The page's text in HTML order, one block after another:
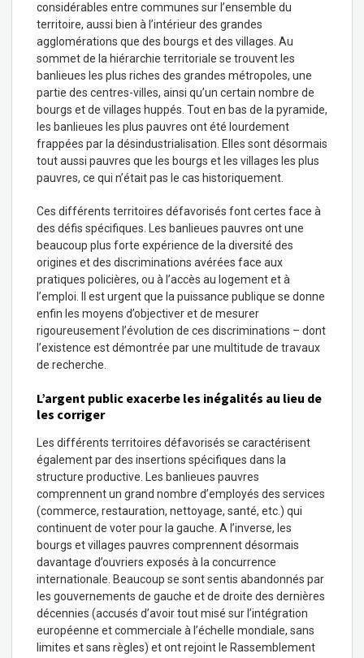
considérables entre communes sur l’ensemble du
territoire, aussi bien à l’intérieur des grandes
agglomérations que des bourgs et des villages. Au
sommet de la hiérarchie territoriale se trouvent les
banlieues les plus riches des grandes métropoles, une
partie des centres-villes, ainsi qu’un certain nombre de
bourgs et de villages huppés. Tout en bas de la pyramide,
les banlieues les plus pauvres ont été lourdement
frappées par la désindustrialisation. Elles sont désormais
tout aussi pauvres que les bourgs et les villages les plus
pauvres, ce qui n’était pas le cas historiquement.
Ces différents territoires défavorisés font certes face à
des défis spécifiques. Les banlieues pauvres ont une
beaucoup plus forte expérience de la diversité des
origines et des discriminations avérées face aux
pratiques policières, ou à l’accès au logement et à
l’emploi. Il est urgent que la puissance publique se donne
enfin les moyens d’objectiver et de mesurer
rigoureusement l’évolution de ces discriminations – dont
l’existence est démontrée par une multitude de travaux
de recherche.
L’argent public exacerbe les inégalités au lieu de
les corriger
Les différents territoires défavorisés se caractérisent
également par des insertions spécifiques dans la
structure productive. Les banlieues pauvres
comprennent un grand nombre d’employés des services
(commerce, restauration, nettoyage, santé, etc.) qui
continuent de voter pour la gauche. A l’inverse, les
bourgs et villages pauvres comprennent désormais
davantage d’ouvriers exposés à la concurrence
internationale. Beaucoup se sont sentis abandonnés par
les gouvernements de gauche et de droite des dernières
décennies (accusés d’avoir tout misé sur l’intégration
européenne et commerciale à l’échelle mondiale, sans
limites et sans règles) et ont rejoint le Rassemblement